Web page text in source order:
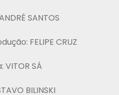
SANTOS
FELIPE CRUZ
VITOR SÁ
BILINSKI